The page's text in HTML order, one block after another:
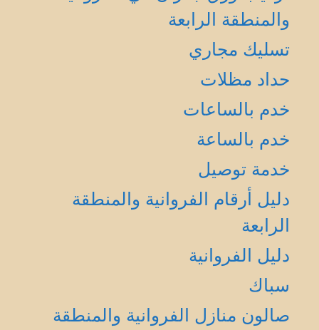
والمنطقة الرابعة
تسليك مجاري
حداد مظلات
خدم بالساعات
خدم بالساعة
خدمة توصيل
دليل أرقام الفروانية والمنطقة
الرابعة
دليل الفروانية
سباك
صالون منازل الفروانية والمنطقة